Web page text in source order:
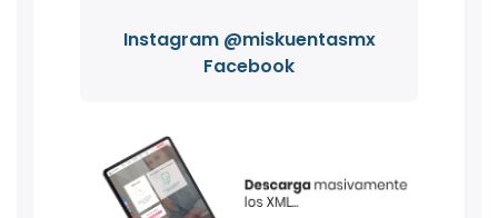
Instagram @miskuentasmx
Facebook